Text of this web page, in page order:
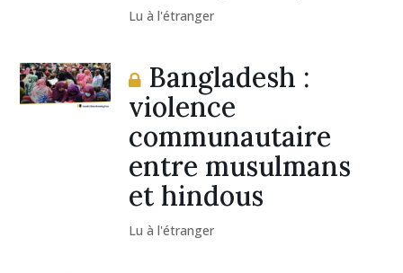
Lu à l'étranger
Bangladesh :
violence
communautaire
entre musulmans
et hindous
Lu à l'étranger